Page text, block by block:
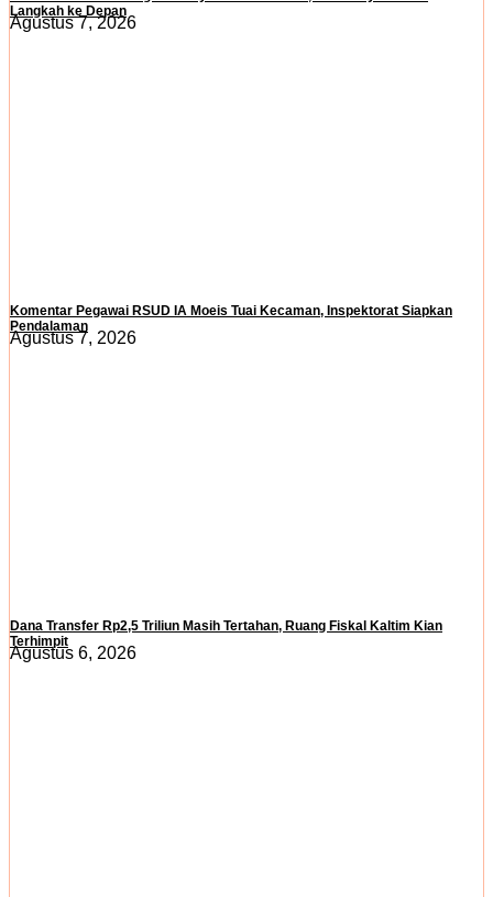
Langkah ke Depan
Agustus 7, 2026
Komentar Pegawai RSUD IA Moeis Tuai Kecaman, Inspektorat Siapkan
Pendalaman
Agustus 7, 2026
Dana Transfer Rp2,5 Triliun Masih Tertahan, Ruang Fiskal Kaltim Kian
Terhimpit
Agustus 6, 2026